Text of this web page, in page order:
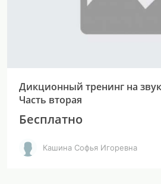
Дикционный тренинг на
Часть вторая
Бесплатно
Кашина Софья Игоревна